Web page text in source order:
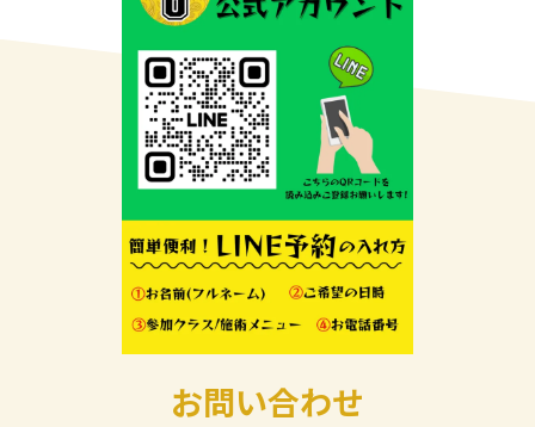
お問い合わせ